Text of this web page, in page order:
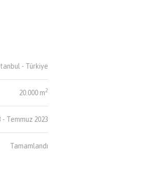
- Türkiye
20.000 m2
- Temmuz 2023
Tamamlandı